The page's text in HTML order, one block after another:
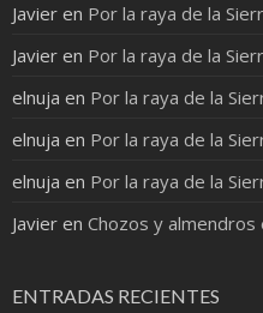
Javier en Por la raya de la
Javier en Por la raya de la
elnuja en Por la raya de la
elnuja en Por la raya de la
elnuja en Por la raya de la
Javier en Chozos y
ENTRADAS RECIENTES